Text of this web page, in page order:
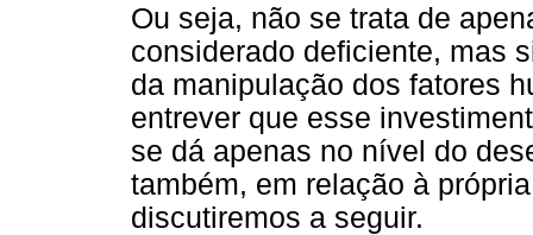
Ou seja, não se trata de
considerado deficiente, mas
da manipulação dos fatores
entrever que esse
se dá apenas no nível do
também, em relação à
discutiremos a seguir.